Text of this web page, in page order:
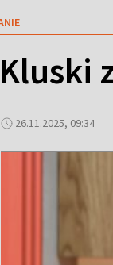
Kluski
26.11.2025, 09:34